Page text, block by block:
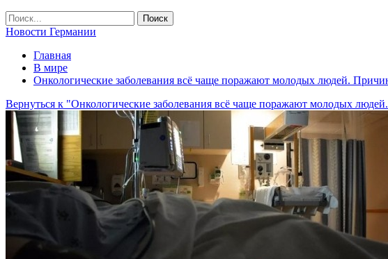
Новости Германии
Главная
В мире
Онкологические заболевания всё чаще поражают молодых людей.
Вернуться к "Онкологические заболевания всё чаще поражают молодых